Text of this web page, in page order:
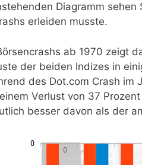
Diagramm
erleiden musste.
ab 1970 zeigt
der beiden Indizes in
des Dot.com Crash
Verlust von 37
besser davon als der